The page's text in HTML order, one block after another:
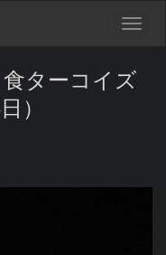
ターコイズ
）